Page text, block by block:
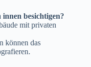
besichtigen?
mit privaten
können das